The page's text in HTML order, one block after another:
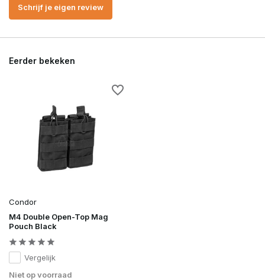
Schrijf je eigen review
Eerder bekeken
Condor
M4 Double Open-Top Mag
Pouch Black
Vergelijk
Niet op voorraad